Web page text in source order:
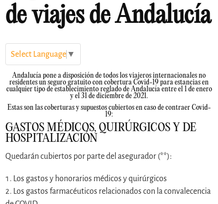
de viajes de Andalucía
Select Language ▼
Andalucía pone a disposición de todos los viajeros internacionales no
residentes un seguro gratuito con cobertura Covid-19 para estancias en
cualquier tipo de establecimiento reglado de Andalucía entre el 1 de enero
y el 31 de diciembre de 2021.
Estas son las coberturas y supuestos cubiertos en caso de contraer Covid-
19:
GASTOS MÉDICOS, QUIRÚRGICOS Y DE
HOSPITALIZACIÓN
Quedarán cubiertos por parte del asegurador (**):
Los gastos y honorarios médicos y quirúrgicos
Los gastos farmacéuticos relacionados con la convalecencia